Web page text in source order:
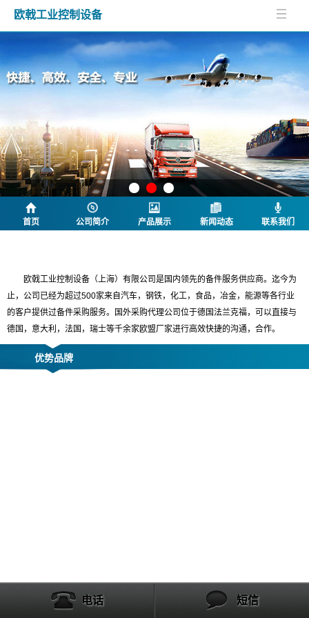
欧戟工业控制设备
首页 公司简介 产品展示 新闻动态 联系我们
欧戟工业控制设备（上海）有限公司是国内领先的备件服务供应商。迄今为
止，公司已经为超过500家来自汽车，钢铁，化工，食品，冶金，能源等各行业
的客户提供过备件采购服务。国外采购代理公司位于德国法兰克福，可以直接与
德国，意大利，法国，瑞士等千余家欧盟厂家进行高效快捷的沟通，合作。
优势品牌
电话 短信